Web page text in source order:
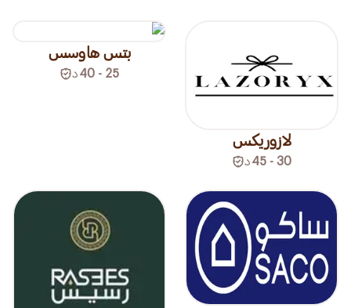
لازوريكس
30 - 45 د
بتس هاوسس
25 - 40 د